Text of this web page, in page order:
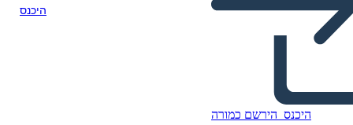
היכנס
היכנס הירשם כמורה